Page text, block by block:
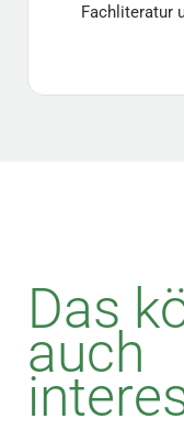
Fachliteratur
Das
auch